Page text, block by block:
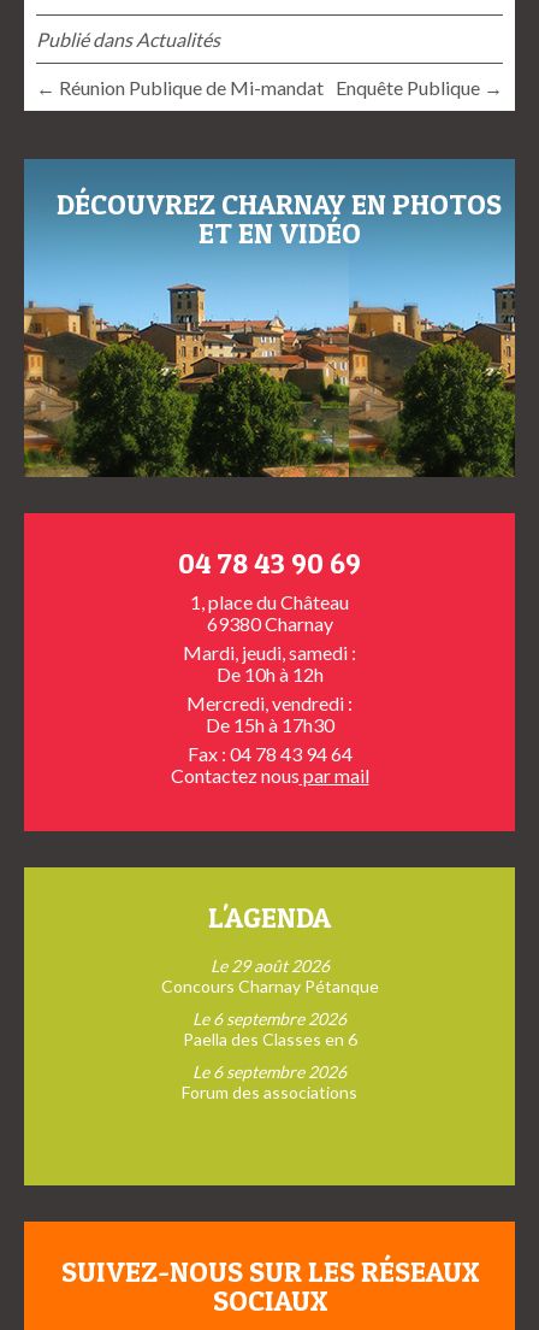
Publié dansActualités
← Réunion Publique de Mi-mandat Enquête Publique →
DÉCOUVREZ CHARNAY EN PHOTOS
ET EN VIDÉO
04 78 43 90 69
1, place du Château
69380 Charnay
Mardi, jeudi, samedi :
De 10h à 12h
Mercredi, vendredi :
De 15h à 17h30
Fax : 04 78 43 94 64
Contactez nous par mail
L'AGENDA
Le 29 août 2026
Concours Charnay Pétanque
Le 6 septembre 2026
Paella des Classes en 6
Le 6 septembre 2026
Forum des associations
SUIVEZ-NOUS SUR LES RÉSEAUX
SOCIAUX